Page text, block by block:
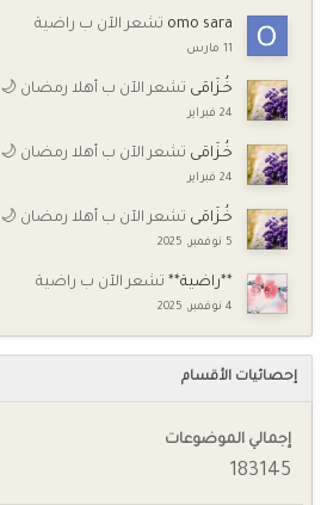
omo sara تشعر الآن ب راضية
11 مارس
خُـزَامَى تشعر الآن ب أهلا رمضان 🌙
24 فبراير
خُـزَامَى تشعر الآن ب أهلا رمضان 🌙
24 فبراير
خُـزَامَى تشعر الآن ب أهلا رمضان 🌙
5 نوفمبر, 2025
**راضية** تشعر الآن ب راضية
4 نوفمبر, 2025
إحصائيات الأقسام
إجمالي الموضوعات
183145